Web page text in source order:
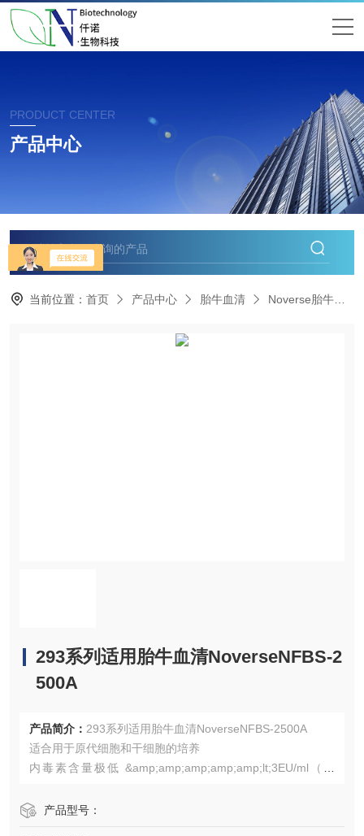
PRODUCT CENTER
产品中心
当前位置： 首页 产品中心 胎牛血清 Noverse胎牛血清
293系列适用胎牛血清NoverseNFBS-2
500A
产品简介： 293系列适用胎牛血清NoverseNFBS-2500A
适合用于原代细胞和干细胞的培养
内毒素含量极低 &amp;amp;amp;amp;amp;lt;3EU/ml（规
极利于细胞的生长和传代 ，适合各种细胞培养
产品型号：